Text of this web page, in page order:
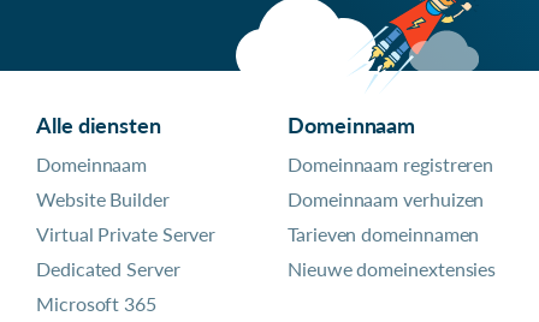
Alle diensten
Domeinnaam
Website Builder
Virtual Private Server
Dedicated Server
Microsoft 365
Domeinnaam
Domeinnaam registreren
Domeinnaam verhuizen
Tarieven domeinnamen
Nieuwe domeinextensies